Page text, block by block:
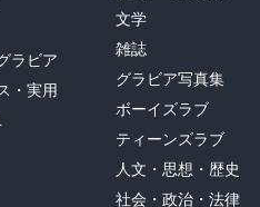
ラビア
・実用
文学
雑誌
グラビア写真集
ボーイズラブ
ティーンズラブ
人文・思想・歴史
社会・政治・法律